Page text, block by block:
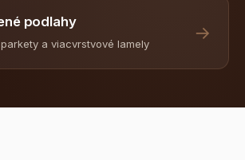
podlahy
a viacvrstvové lamely
→